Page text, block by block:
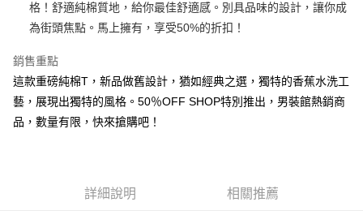
街口支付
Google Pay
全盈+PAY
1.本服務由台灣大哥大提供，台灣大哥大用戶可立即使用無須另外申請。
2.付款方式選擇「大哥付你分期」，訂單成立後會自動跳轉到大哥付的交易
格！舒適純棉質地，給你最佳舒適感。別具品味的設計，讓你成
為街頭焦點。馬上擁有，享受50%的折扣！
銷售重點
這款重磅純棉T，新品做舊設計，猶如經典之選，獨特的香蕉水洗工
藝，展現出獨特的風格。50％OFF SHOP特別推出，男裝館熱銷商
品，數量有限，快來搶購吧！
詳細說明 相關推薦